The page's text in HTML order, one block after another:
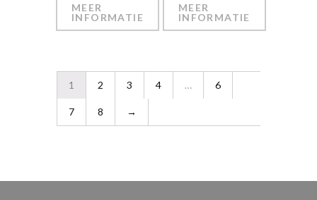
MEER
INFORMATIE
MEER
INFORMATIE
1 2 3 4 … 6
7 8 →